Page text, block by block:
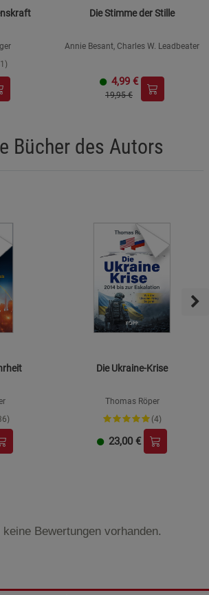
Die Stimme der Stille
Annie Besant, Charles W. Leadbeater
4,99 €
19,95 €
Bücher des Autors
Die Ukraine-Krise
Thomas Röper
(4)
23,00 €
Bewertungen vorhanden.